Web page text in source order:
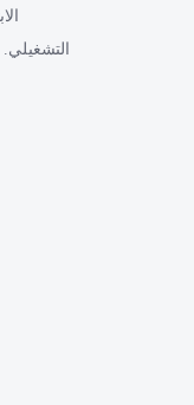
التشغيلي.